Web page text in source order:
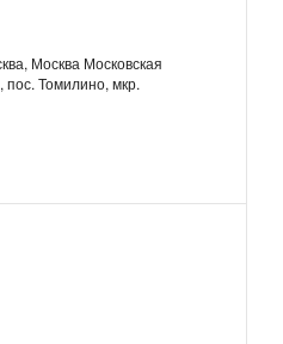
Москва Московская
Томилино, мкр.